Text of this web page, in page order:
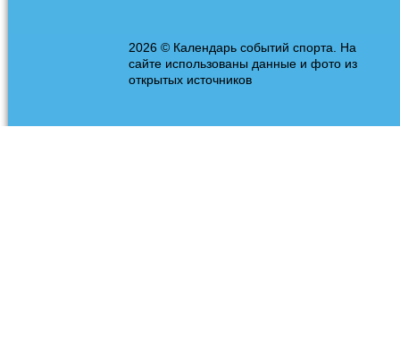
2026 © Календарь событий спорта. На
сайте использованы данные и фото из
открытых источников